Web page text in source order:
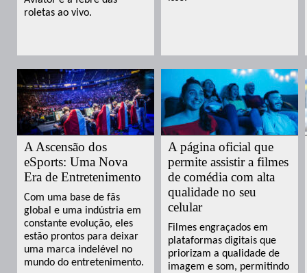
roletas ao vivo.
A Ascensão dos
eSports: Uma Nova
Era de Entretenimento
Com uma base de fãs
global e uma indústria em
constante evolução, eles
estão prontos para deixar
uma marca indelével no
mundo do entretenimento.
A página oficial que
permite assistir a filmes
de comédia com alta
qualidade no seu
celular
Filmes engraçados em
plataformas digitais que
priorizam a qualidade de
imagem e som, permitindo